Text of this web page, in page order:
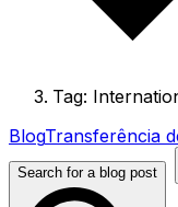
Tag:
BlogTransferência
Search for a blog post